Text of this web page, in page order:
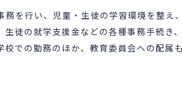
を行い、児童・生徒の学習環境を整え
徒の就学支援金などの各種事務手続き
での勤務のほか、教育委員会への配属